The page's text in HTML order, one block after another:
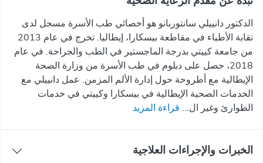
الدكتور دانييلي سانتوربانو هو أخصائي طب الأسرة مسجل لدى
نقابة الأطباء في مقاطعة بيسكارا، إيطاليا. تخرج في عام 2013
من جامعة كييتي بدرجة الماجستير في الطب والجراحة. في عام
2018، حصل على دبلوم في طب الأسرة من وزارة الصحة
الإيطالية مع أطروحة حول إدارة الألم المزمن. عمل دانييلي مع
الخدمات الصحية الإيطالية في بيسكارا وكييتي في خدمات
الطوارئ وغير ال... قراءة المزيد
الخبرات والإجراءات العلاجية